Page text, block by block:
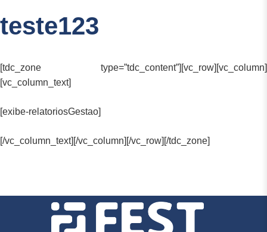
teste123
[tdc_zone type=”tdc_content”][vc_row][vc_column]
[vc_column_text]
[exibe-relatoriosGestao]
[/vc_column_text][/vc_column][/vc_row][/tdc_zone]